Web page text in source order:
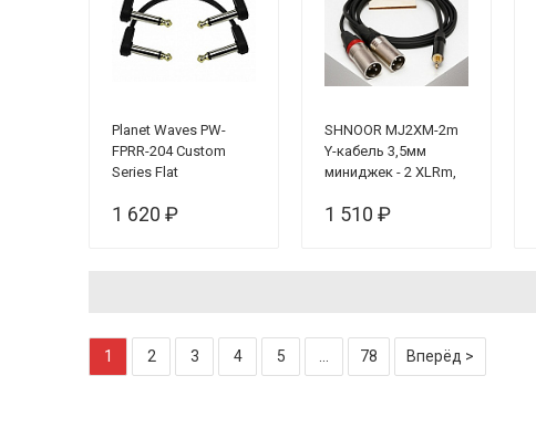
Planet Waves PW-
FPRR-204 Custom
Series Flat
патч-кабель, 2шт,
1 620 ₽
SHNOOR MJ2XM-2m
Y-кабель 3,5мм
миниджек - 2 XLRm,
1 510 ₽
1 2 3 4 5 78 Вперёд >